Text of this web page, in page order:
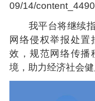
09/14/
我平台将继续
网络侵权举报处置
效，规范网络传播
境，助力经济社会健